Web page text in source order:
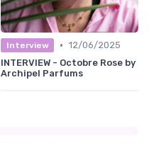
Interview • 12/06/2025
INTERVIEW - Octobre Rose by
Archipel Parfums